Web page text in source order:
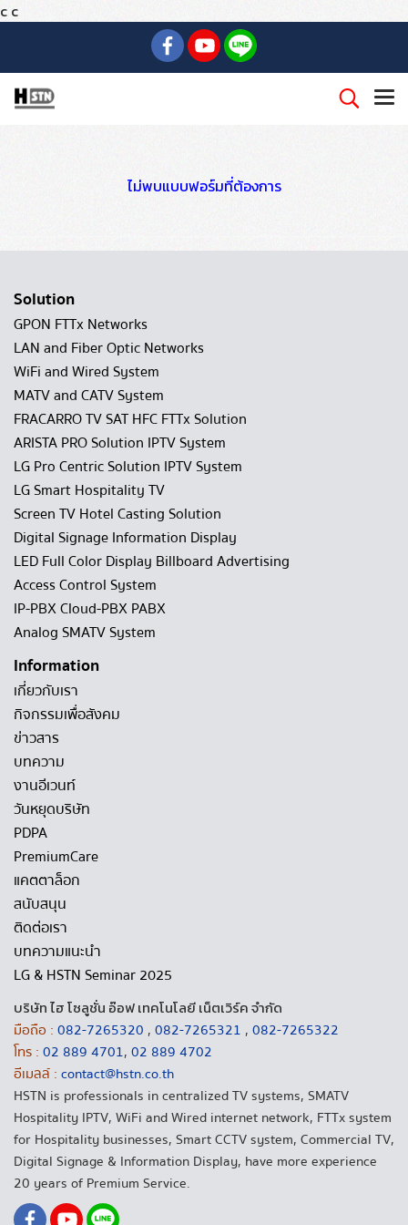
c c
ไม่พบแบบฟอร์มที่ต้องการ
Solution
GPON FTTx Networks
LAN and Fiber Optic Networks
WiFi and Wired System
MATV and CATV System
FRACARRO TV SAT HFC FTTx Solution
ARISTA PRO Solution IPTV System
LG Pro Centric Solution IPTV System
LG Smart Hospitality TV
Screen TV Hotel Casting Solution
Digital Signage Information Display
LED Full Color Display Billboard Advertising
Access Control System
IP-PBX Cloud-PBX PABX
Analog SMATV System
Information
เกี่ยวกับเรา
กิจกรรมเพื่อสังคม
ข่าวสาร
บทความ
งานอีเวนท์
วันหยุดบริษัท
PDPA
PremiumCare
แคตตาล็อก
สนับสนุน
ติดต่อเรา
บทความแนะนำ
LG & HSTN Seminar 2025
บริษัท ไฮ โซลูชั่น อ๊อฟ เทคโนโลยี เน็ตเวิร์ค จำกัด
มือถือ : 082-7265320 , 082-7265321 , 082-7265322
โทร : 02 889 4701, 02 889 4702
อีเมลล์ : contact@hstn.co.th
HSTN is professionals in centralized TV systems, SMATV
Hospitality IPTV, WiFi and Wired internet network, FTTx system
for Hospitality businesses, Smart CCTV system, Commercial TV,
Digital Signage & Information Display, have more experience
20 years of Premium Service.